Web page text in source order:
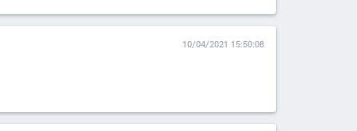
10/04/2021 15:50:08